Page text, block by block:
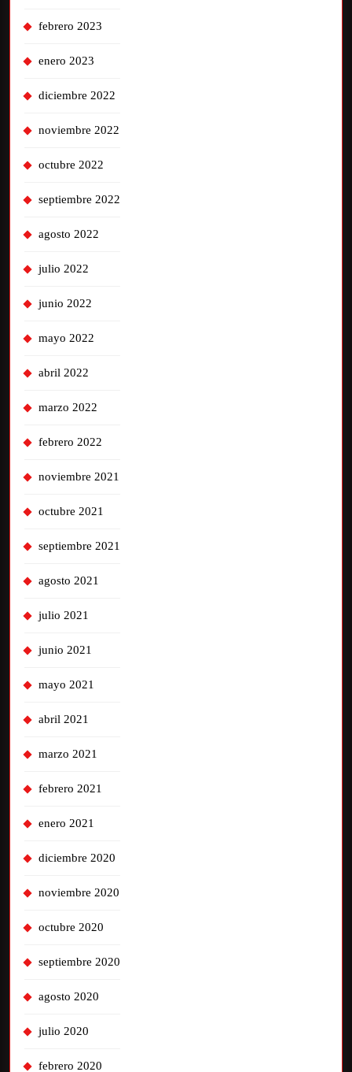
febrero 2023
enero 2023
diciembre 2022
noviembre 2022
octubre 2022
septiembre 2022
agosto 2022
julio 2022
junio 2022
mayo 2022
abril 2022
marzo 2022
febrero 2022
noviembre 2021
octubre 2021
septiembre 2021
agosto 2021
julio 2021
junio 2021
mayo 2021
abril 2021
marzo 2021
febrero 2021
enero 2021
diciembre 2020
noviembre 2020
octubre 2020
septiembre 2020
agosto 2020
julio 2020
febrero 2020